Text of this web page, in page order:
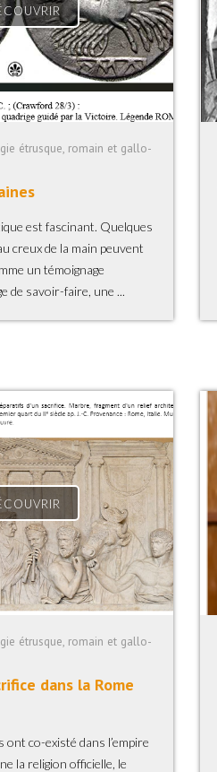
étrusque, romain et gallo-
est fascinant. Quelques
creux de la main peuvent
un témoignage
de savoir-faire, une ...
étrusque, romain et gallo-
dans la Rome
co-existé dans l’empire
la religion officielle, le